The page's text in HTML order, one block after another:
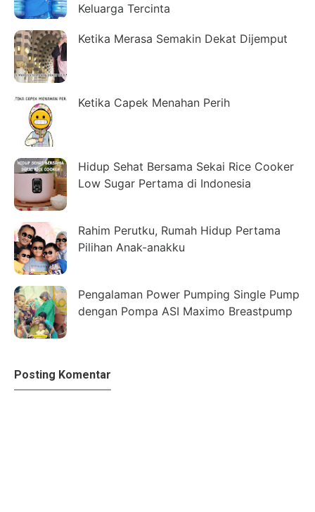
Keluarga Tercinta
Ketika Merasa Semakin Dekat Dijemput
Ketika Capek Menahan Perih
Hidup Sehat Bersama Sekai Rice Cooker
Low Sugar Pertama di Indonesia
Rahim Perutku, Rumah Hidup Pertama
Pilihan Anak-anakku
Pengalaman Power Pumping Single Pump
dengan Pompa ASI Maximo Breastpump
Posting Komentar